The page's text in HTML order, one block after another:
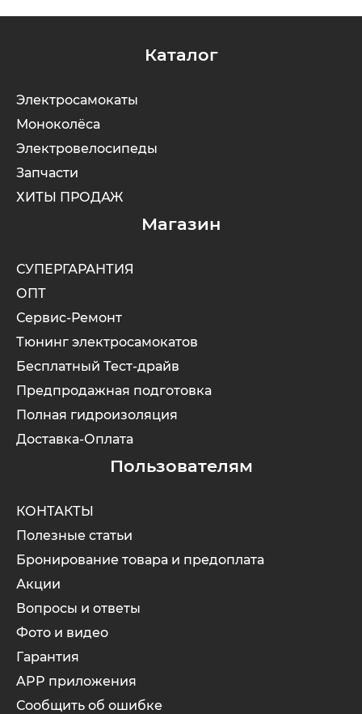
Каталог
Электросамокаты
Моноколёса
Электровелосипеды
Запчасти
ХИТЫ ПРОДАЖ
Магазин
СУПЕРГАРАНТИЯ
ОПТ
Сервис-Ремонт
Тюнинг электросамокатов
Бесплатный Тест-драйв
Предпродажная подготовка
Полная гидроизоляция
Доставка-Оплата
Пользователям
КОНТАКТЫ
Полезные статьи
Бронирование товара и предоплата
Акции
Вопросы и ответы
Фото и видео
Гарантия
APP приложения
Сообщить об ошибке